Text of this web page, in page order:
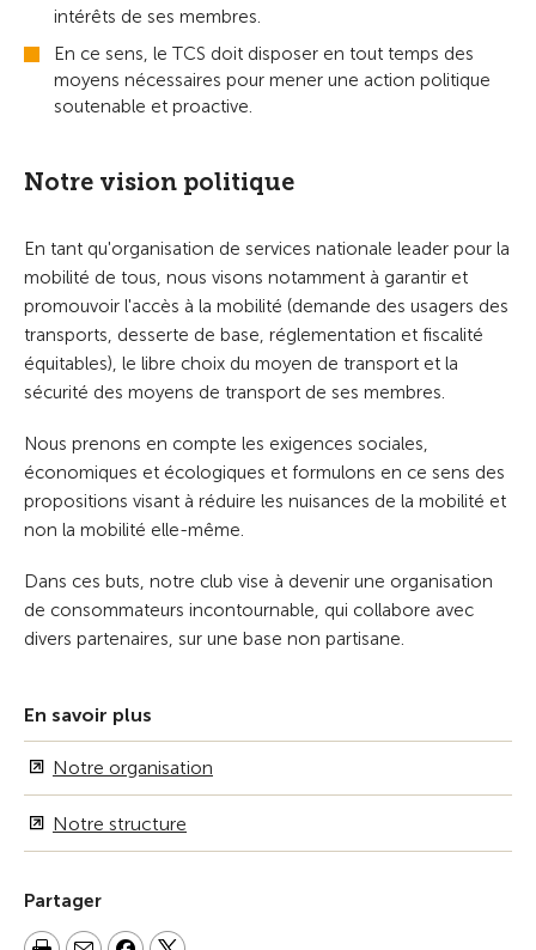
intérêts de ses membres.
En ce sens, le TCS doit disposer en tout temps des
moyens nécessaires pour mener une action politique
soutenable et proactive.
Notre vision politique
En tant qu'organisation de services nationale leader pour la
mobilité de tous, nous visons notamment à garantir et
promouvoir l'accès à la mobilité (demande des usagers des
transports, desserte de base, réglementation et fiscalité
équitables), le libre choix du moyen de transport et la
sécurité des moyens de transport de ses membres.
Nous prenons en compte les exigences sociales,
économiques et écologiques et formulons en ce sens des
propositions visant à réduire les nuisances de la mobilité et
non la mobilité elle-même.
Dans ces buts, notre club vise à devenir une organisation
de consommateurs incontournable, qui collabore avec
divers partenaires, sur une base non partisane.
En savoir plus
Notre organisation
Notre structure
Partager